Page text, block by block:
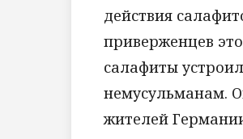
действия
приверженцев
салафиты
немусульманам.
жителей